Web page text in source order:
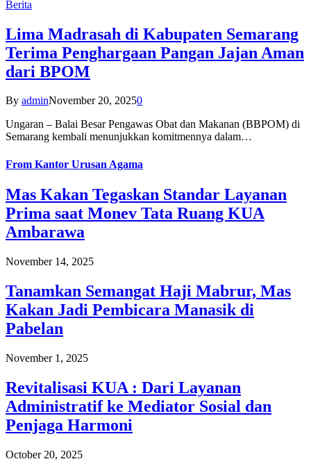
Berita
Lima Madrasah di Kabupaten Semarang
Terima Penghargaan Pangan Jajan Aman
dari BPOM
By adminNovember 20, 20250
Ungaran – Balai Besar Pengawas Obat dan Makanan (BBPOM) di
Semarang kembali menunjukkan komitmennya dalam…
From Kantor Urusan Agama
Mas Kakan Tegaskan Standar Layanan
Prima saat Monev Tata Ruang KUA
Ambarawa
November 14, 2025
Tanamkan Semangat Haji Mabrur, Mas
Kakan Jadi Pembicara Manasik di
Pabelan
November 1, 2025
Revitalisasi KUA : Dari Layanan
Administratif ke Mediator Sosial dan
Penjaga Harmoni
October 20, 2025